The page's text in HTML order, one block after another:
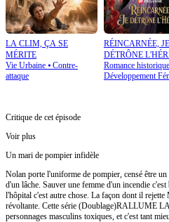
LA CLIM, ÇA SE
MÉRITE
Vie Urbaine ⦁ Contre-
attaque
RÉINCARNÉE, JE
DÉTRÔNE
Romance historique
Développement
Critique de cet épisode
Voir plus
Un mari de pompier infidèle
Nolan porte l'uniforme de pompier, censé être
d'un lâche. Sauver une femme d'un incendie
l'hôpital c'est autre chose. La façon dont il
révoltante. Cette série (Doublage)RALLUME
personnages masculins toxiques, et c'est tant